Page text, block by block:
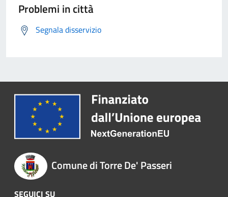
Problemi in città
Segnala disservizio
Comune di Torre De' Passeri
SEGUICI SU